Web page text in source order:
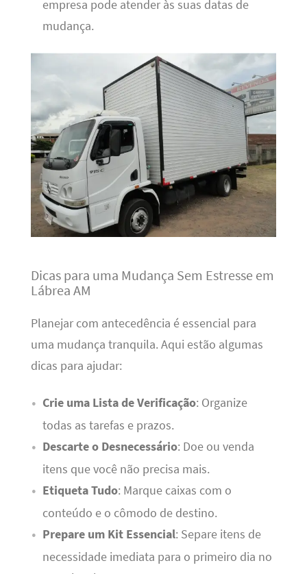
empresa pode atender às suas datas de
mudança.
Dicas para uma Mudança Sem Estresse em
Lábrea AM
Planejar com antecedência é essencial para
uma mudança tranquila. Aqui estão algumas
dicas para ajudar:
Crie uma Lista de Verificação: Organize
todas as tarefas e prazos.
Descarte o Desnecessário: Doe ou venda
itens que você não precisa mais.
Etiqueta Tudo: Marque caixas com o
conteúdo e o cômodo de destino.
Prepare um Kit Essencial: Separe itens de
necessidade imediata para o primeiro dia no